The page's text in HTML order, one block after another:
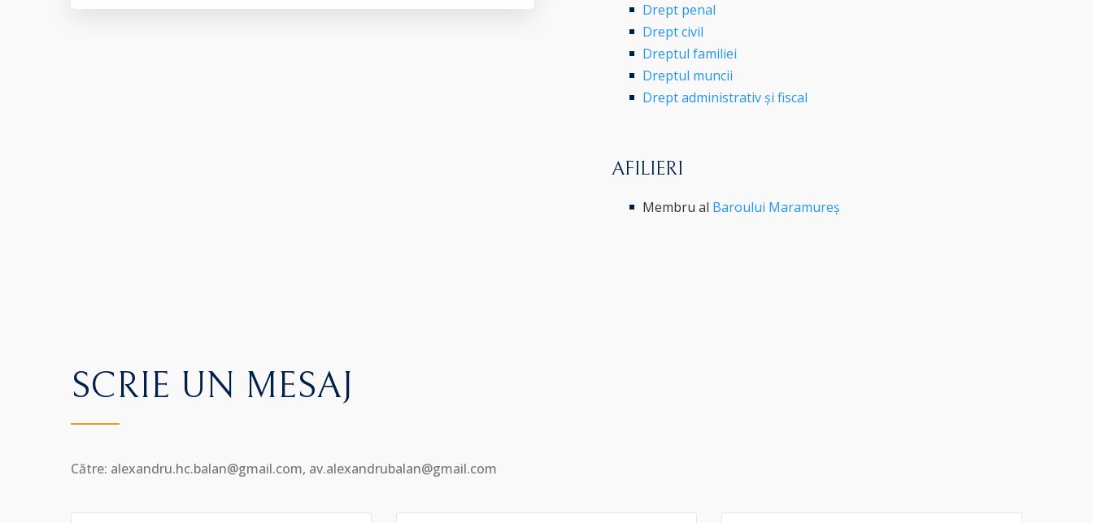
Drept penal
Drept civil
Dreptul familiei
Dreptul muncii
Drept administrativ și fiscal
AFILIERI
Membru al Baroului Maramureș
SCRIE UN MESAJ
Către: alexandru.hc.balan@gmail.com, av.alexandrubalan@gmail.com